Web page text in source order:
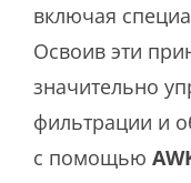
включая
Освоив эти
значительно
фильтрации и
с помощью